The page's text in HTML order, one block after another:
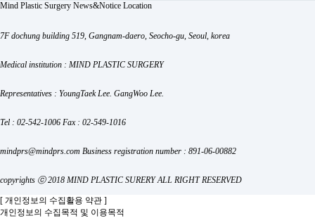
Mind Plastic Surgery News&Notice Location
7F dochung building 519, Gangnam-daero, Seocho-gu, Seoul, korea
Medical institution : MIND PLASTIC SURGERY
Representatives : YoungTaek Lee. GangWoo Lee.
Tel : 02-542-1006 Fax : 02-549-1016
mindprs@mindprs.com Business registration number : 891-06-00882
copyrights ⓒ 2018 MIND PLASTIC SURERY ALL RIGHT RESERVED
[ 개인정보의 수집활용 약관 ]
개인정보의 수집목적 및 이용목적